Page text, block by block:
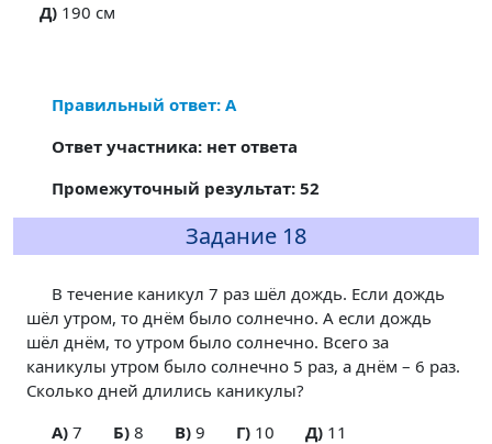
Д) 190 см
Правильный ответ: А
Ответ участника: нет ответа
Промежуточный результат: 52
Задание 18
В течение каникул 7 раз шёл дождь. Если дождь
шёл утром, то днём было солнечно. А если дождь
шёл днём, то утром было солнечно. Всего за
каникулы утром было солнечно 5 раз, а днём – 6 раз.
Сколько дней длились каникулы?
A)7 Б)8 В)9 Г)10 Д)11